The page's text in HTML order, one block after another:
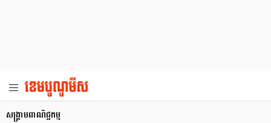
សង្គ្រាមពាណិជ្ជកម្ម